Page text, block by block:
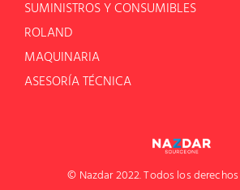
SUMINISTROS Y CONSUMIBLES
ROLAND
MAQUINARIA
ASESORÍA TÉCNICA
© Nazdar 2022. Todos los